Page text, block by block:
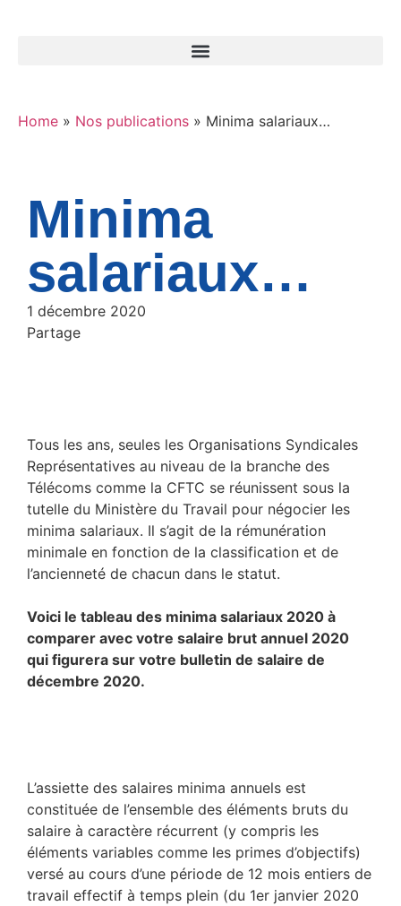
Home » Nos publications » Minima salariaux…
Minima
salariaux…
1 décembre 2020
Partage
Tous les ans, seules les Organisations Syndicales
Représentatives au niveau de la branche des
Télécoms comme la CFTC se réunissent sous la
tutelle du Ministère du Travail pour négocier les
minima salariaux. Il s’agit de la rémunération
minimale en fonction de la classification et de
l’ancienneté de chacun dans le statut.
Voici le tableau des minima salariaux 2020 à
comparer avec votre salaire brut annuel 2020
qui figurera sur votre bulletin de salaire de
décembre 2020.
L’assiette des salaires minima annuels est
constituée de l’ensemble des éléments bruts du
salaire à caractère récurrent (y compris les
éléments variables comme les primes d’objectifs)
versé au cours d’une période de 12 mois entiers de
travail effectif à temps plein (du 1er janvier 2020